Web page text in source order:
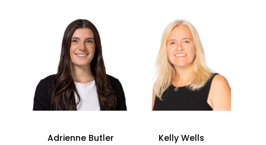
Adrienne Butler Kelly Wells